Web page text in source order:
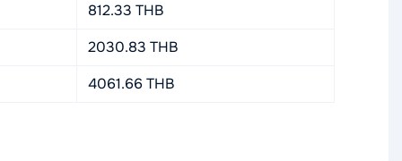
812.33 THB
2030.83 THB
4061.66 THB